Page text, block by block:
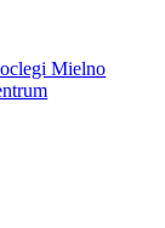
Mielno